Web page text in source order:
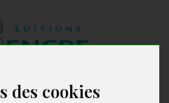
des cookies